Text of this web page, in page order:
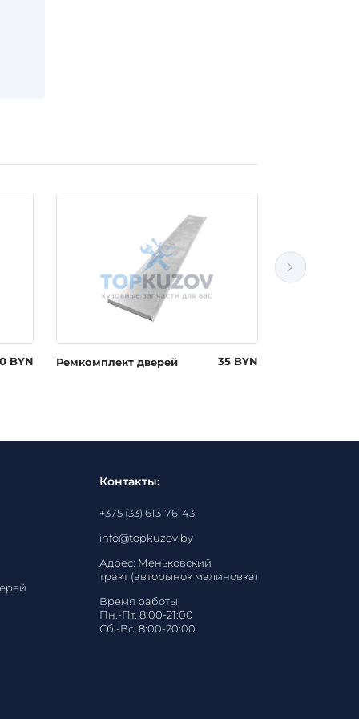
BYN Ремкомплект дверей 35 BYN
Контакты:
+375 (33) 613-76-43
info@topkuzov.by
Адрес: Меньковский
тракт (авторынок малиновка)
Время работы:
Пн.-Пт. 8:00-21:00
Сб.-Вс. 8:00-20:00